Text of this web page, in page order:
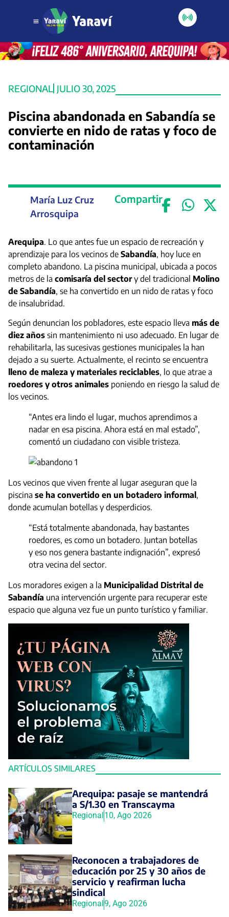
ARTÍCULOS SIMILARES
Arequipa: pasaje se mantendrá
a S/1.30 en Transcayma
Regional10, Ago 2026
Reconocen a trabajadores de
educación por 25 y 30 años de
servicio y reafirman lucha
sindical
Regional9, Ago 2026
REGIONAL JULIO 30, 2025
Piscina abandonada en Sabandía se
convierte en nido de ratas y foco de
contaminación
María Luz Cruz
Arrosquipa
Compartir
Arequipa. Lo que antes fue un espacio de recreación y
aprendizaje para los vecinos de Sabandía, hoy luce en
completo abandono. La piscina municipal, ubicada a pocos
metros de la comisaría del sectory del tradicional Molino
de Sabandía, se ha convertido en un nido de ratas y foco
de insalubridad.
Según denuncian los pobladores, este espacio lleva más de
diez años sin mantenimiento ni uso adecuado. En lugar de
rehabilitarla, las sucesivas gestiones municipales la han
dejado a su suerte. Actualmente, el recinto se encuentra
lleno de maleza y materiales reciclables, lo que atrae a
roedores y otros animales poniendo en riesgo la salud de
los vecinos.
“Antes era lindo el lugar, muchos aprendimos a
nadar en esa piscina. Ahora está en mal estado”,
comentó un ciudadano con visible tristeza.
Los vecinos que viven frente al lugar aseguran que la
piscina se ha convertido en un botadero informal ,
donde acumulan botellas y desperdicios.
“Está totalmente abandonada, hay bastantes
roedores, es como un botadero. Juntan botellas
y eso nos genera bastante indignación”, expresó
otra vecina del sector.
Los moradores exigen a la Municipalidad Distrital de
Sabandía una intervención urgente para recuperar este
espacio que alguna vez fue un punto turístico y familiar.